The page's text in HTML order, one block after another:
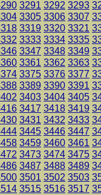
3291 3292 3293
3305 3306 3307
3319 3320 3321
3333 3334 3335
3347 3348 3349
3361 3362 3363
3375 3376 3377
3389 3390 3391
3403 3404 3405
3417 3418 3419
3431 3432 3433
3445 3446 3447
3459 3460 3461
3473 3474 3475
3487 3488 3489
3501 3502 3503
3515 3516 3517